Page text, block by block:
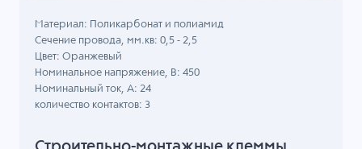
Материал: Поликарбонат и полиамид
Сечение провода, мм.кв: 0,5 - 2,5
Цвет: Оранжевый
Номинальное напряжение, B: 450
Номинальный ток, А: 24
количество контактов: 3